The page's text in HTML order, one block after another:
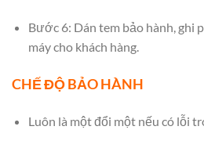
Bước 6: Dán tem bảo hành, ghi
máy cho khách hàng.
CHẾ ĐỘ BẢO HÀNH
Luôn là một đổi một nếu có lỗi